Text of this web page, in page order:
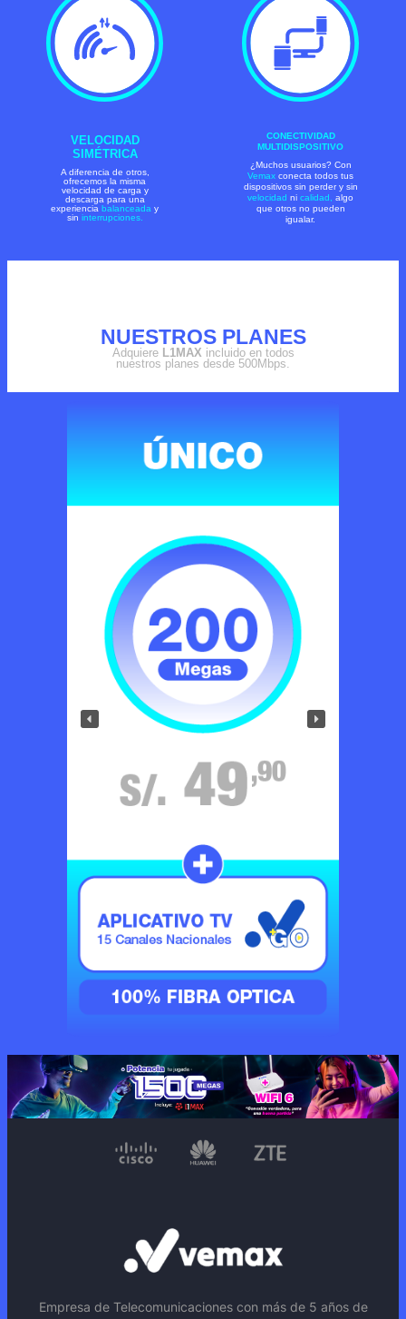
VELOCIDAD
SIMÉTRICA
A diferencia de otros,
ofrecemos la misma
velocidad de carga y
descarga para una
experiencia balanceada y
sin interrupciones.
CONECTIVIDAD
MULTIDISPOSITIVO
¿Muchos usuarios? Con
Vemax conecta todos tus
dispositivos sin perder y sin
velocidad ni calidad, algo
que otros no pueden
igualar.
NUESTROS PLANES
Adquiere L1MAX incluido en todos
nuestros planes desde 500Mbps.
Empresa de Telecomunicaciones con más de 5 años de